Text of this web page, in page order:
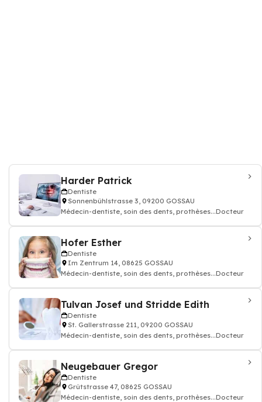
Harder Patrick
Dentiste
Sonnenbühlstrasse 3, 09200 GOSSAU
Médecin-dentiste, soin des dents, prothèses...Docteur
Hofer Esther
Dentiste
Im Zentrum 14, 08625 GOSSAU
Médecin-dentiste, soin des dents, prothèses...Docteur
Tulvan Josef und Stridde Edith
Dentiste
St. Gallerstrasse 211, 09200 GOSSAU
Médecin-dentiste, soin des dents, prothèses...Docteur
Neugebauer Gregor
Dentiste
Grütstrasse 47, 08625 GOSSAU
Médecin-dentiste, soin des dents, prothèses...Docteur